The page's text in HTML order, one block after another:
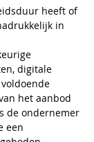
heeft of
in
digitale
het aanbod
de ondernemer
een